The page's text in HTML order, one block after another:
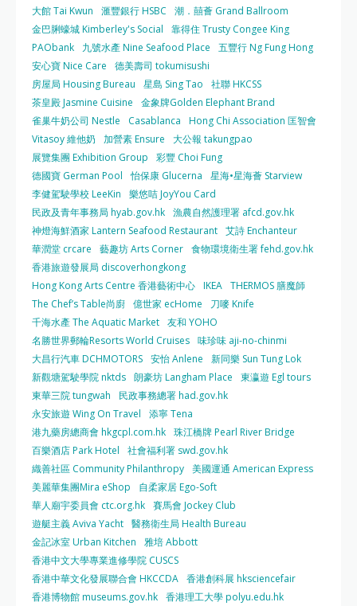
大館 Tai Kwun
滙豐銀行 HSBC
潮．囍薈 Grand Ballroom
金巴脷蠔城 Kimberley's Social
靠得住 Trusty Congee King
PAObank
九號水產 Nine Seafood Place
五豐行 Ng Fung Hong
安心寶 Nice Care
德美壽司 tokumisushi
房屋局 Housing Bureau
星島 Sing Tao
社聯 HKCSS
茶皇殿 Jasmine Cuisine
金象牌Golden Elephant Brand
雀巢牛奶公司 Nestle
Casablanca
Hong Chi Association 匡智會
Vitasoy 維他奶
加營素 Ensure
大公報 takungpao
展覽集團 Exhibition Group
彩豐 Choi Fung
德國寶 German Pool
怡保康 Glucerna
星海•星海薈 Starview
李健駕駛學校 LeeKin
樂悠咭 JoyYou Card
民政及青年事務局 hyab.gov.hk 漁農自然護理署 afcd.gov.hk
神燈海鮮酒家 Lantern Seafood Restaurant 艾詩 Enchanteur
華潤堂 crcare
藝趣坊 Arts Corner 食物環境衛生署 fehd.gov.hk
香港旅遊發展局 discoverhongkong
Hong Kong Arts Centre 香港藝術中心 IKEA THERMOS 膳魔師
The Chef’s Table尚廚 億世家 ecHome
刀嘜 Knife
千海水產 The Aquatic Market 友和 YOHO
名勝世界郵輪Resorts World Cruises 味珍味 aji-no-chinmi
大昌行汽車 DCHMOTORS 安怡 Anlene
新同樂 Sun Tung Lok
新觀塘駕駛學院 nktds 朗豪坊 Langham Place
東瀛遊 Egl tours
東華三院 tungwah
民政事務總署 had.gov.hk
永安旅遊 Wing On Travel
添寧 Tena
港九藥房總商會 hkgcpl.com.hk 珠江橋牌 Pearl River Bridge
百樂酒店 Park Hotel
社會福利署 swd.gov.hk
織善社區 Community Philanthropy 美國運通 American Express
美麗華集團Mira eShop
自柔家居 Ego-Soft
華人廟宇委員會 ctc.org.hk 賽馬會 Jockey Club
遊艇主義 Aviva Yacht 醫務衛生局 Health Bureau
金記冰室 Urban Kitchen
雅培 Abbott
香港中文大學專業進修學院 CUSCS
香港中華文化發展聯合會 HKCCDA 香港創科展 hksciencefair
香港博物館 museums.gov.hk 香港理工大學 polyu.edu.hk